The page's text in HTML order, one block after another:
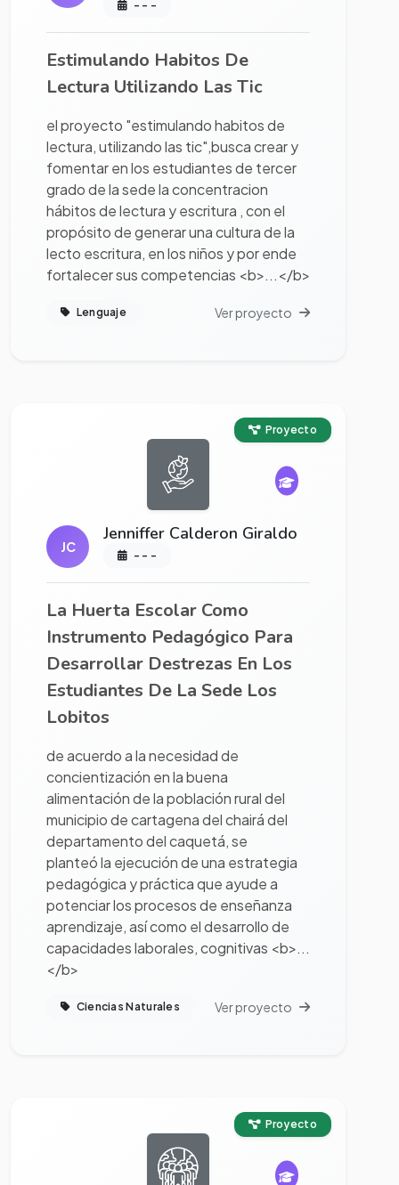
- - -
Estimulando Habitos De
Lectura Utilizando Las Tic
el proyecto "estimulando habitos de
lectura, utilizando las tic",busca crear y
fomentar en los estudiantes de tercer
grado de la sede la concentracion
hábitos de lectura y escritura , con el
propósito de generar una cultura de la
lecto escritura, en los niños y por ende
fortalecer sus competencias <b>...</b>
Lenguaje Ver proyecto
Proyecto
JC
Jenniffer Calderon Giraldo
- - -
La Huerta Escolar Como
Instrumento Pedagógico Para
Desarrollar Destrezas En Los
Estudiantes De La Sede Los
Lobitos
de acuerdo a la necesidad de
concientización en la buena
alimentación de la población rural del
municipio de cartagena del chairá del
departamento del caquetá, se
planteó la ejecución de una estrategia
pedagógica y práctica que ayude a
potenciar los procesos de enseñanza
aprendizaje, así como el desarrollo de
capacidades laborales, cognitivas <b>...
</b>
Ciencias Naturales Ver proyecto
Proyecto